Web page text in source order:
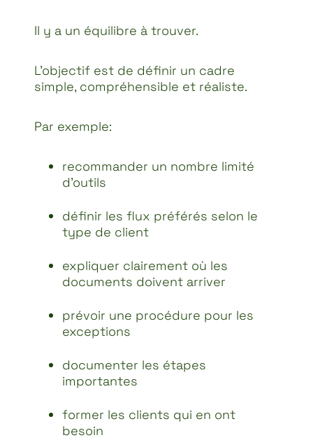
Il y a un équilibre à trouver.
L’objectif est de définir un cadre
simple, compréhensible et réaliste.
Par exemple:
recommander un nombre limité
d’outils
définir les flux préférés selon le
type de client
expliquer clairement où les
documents doivent arriver
prévoir une procédure pour les
exceptions
documenter les étapes
importantes
former les clients qui en ont
besoin